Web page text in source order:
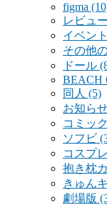
figma
レビュ
イベント
その他
ドール
BEACH
同人 (5)
お知ら
コミック
ソフビ
コスプレ
抱き枕
きゅん
劇場版